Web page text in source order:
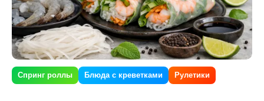
Спринг роллы Блюда с креветками Рулетики